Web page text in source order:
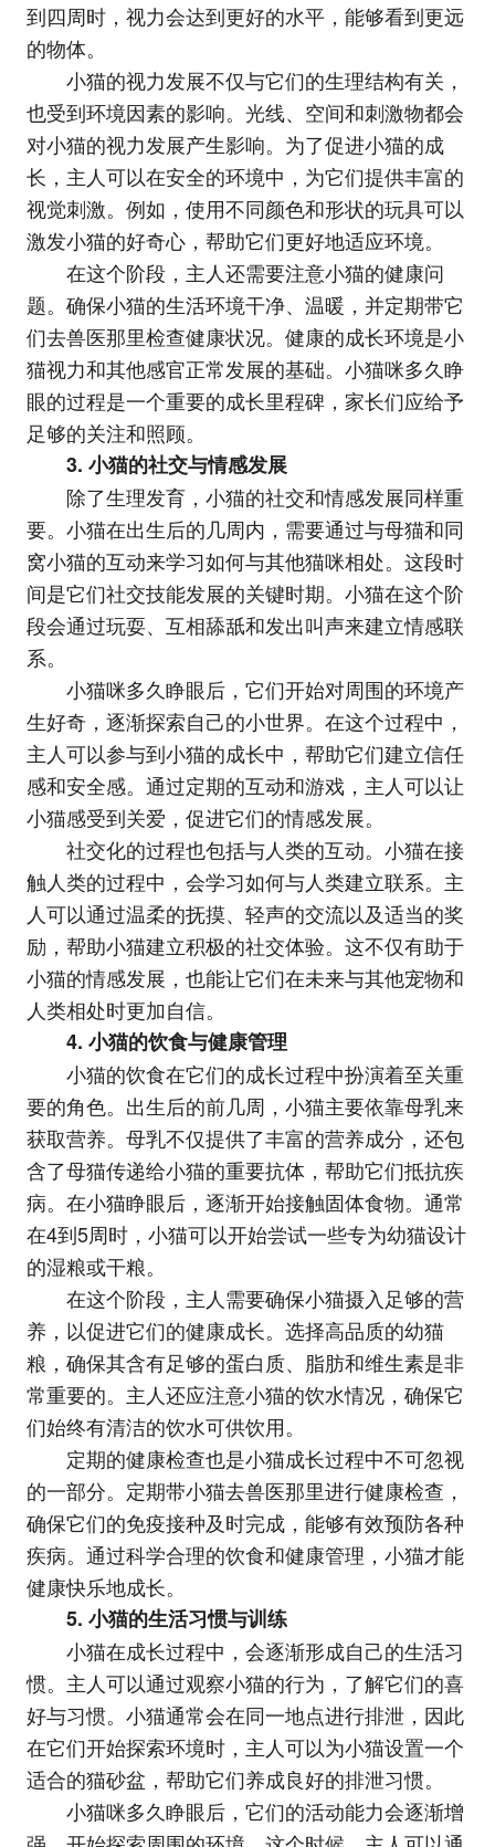
到四周时，视力会达到更好的水平，能够看到更远
的物体。
小猫的视力发展不仅与它们的生理结构有关，
也受到环境因素的影响。光线、空间和刺激物都会
对小猫的视力发展产生影响。为了促进小猫的成
长，主人可以在安全的环境中，为它们提供丰富的
视觉刺激。例如，使用不同颜色和形状的玩具可以
激发小猫的好奇心，帮助它们更好地适应环境。
在这个阶段，主人还需要注意小猫的健康问
题。确保小猫的生活环境干净、温暖，并定期带它
们去兽医那里检查健康状况。健康的成长环境是小
猫视力和其他感官正常发展的基础。小猫咪多久睁
眼的过程是一个重要的成长里程碑，家长们应给予
足够的关注和照顾。
3. 小猫的社交与情感发展
除了生理发育，小猫的社交和情感发展同样重
要。小猫在出生后的几周内，需要通过与母猫和同
窝小猫的互动来学习如何与其他猫咪相处。这段时
间是它们社交技能发展的关键时期。小猫在这个阶
段会通过玩耍、互相舔舐和发出叫声来建立情感联
系。
小猫咪多久睁眼后，它们开始对周围的环境产
生好奇，逐渐探索自己的小世界。在这个过程中，
主人可以参与到小猫的成长中，帮助它们建立信任
感和安全感。通过定期的互动和游戏，主人可以让
小猫感受到关爱，促进它们的情感发展。
社交化的过程也包括与人类的互动。小猫在接
触人类的过程中，会学习如何与人类建立联系。主
人可以通过温柔的抚摸、轻声的交流以及适当的奖
励，帮助小猫建立积极的社交体验。这不仅有助于
小猫的情感发展，也能让它们在未来与其他宠物和
人类相处时更加自信。
4. 小猫的饮食与健康管理
小猫的饮食在它们的成长过程中扮演着至关重
要的角色。出生后的前几周，小猫主要依靠母乳来
获取营养。母乳不仅提供了丰富的营养成分，还包
含了母猫传递给小猫的重要抗体，帮助它们抵抗疾
病。在小猫睁眼后，逐渐开始接触固体食物。通常
在4到5周时，小猫可以开始尝试一些专为幼猫设计
的湿粮或干粮。
在这个阶段，主人需要确保小猫摄入足够的营
养，以促进它们的健康成长。选择高品质的幼猫
粮，确保其含有足够的蛋白质、脂肪和维生素是非
常重要的。主人还应注意小猫的饮水情况，确保它
们始终有清洁的饮水可供饮用。
定期的健康检查也是小猫成长过程中不可忽视
的一部分。定期带小猫去兽医那里进行健康检查，
确保它们的免疫接种及时完成，能够有效预防各种
疾病。通过科学合理的饮食和健康管理，小猫才能
健康快乐地成长。
5. 小猫的生活习惯与训练
小猫在成长过程中，会逐渐形成自己的生活习
惯。主人可以通过观察小猫的行为，了解它们的喜
好与习惯。小猫通常会在同一地点进行排泄，因此
在它们开始探索环境时，主人可以为小猫设置一个
适合的猫砂盆，帮助它们养成良好的排泄习惯。
小猫咪多久睁眼后，它们的活动能力会逐渐增